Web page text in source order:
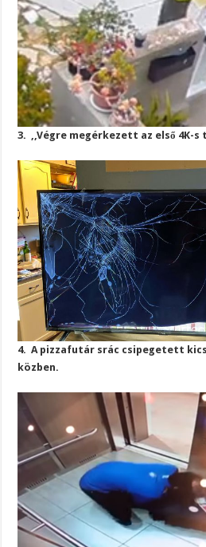
3. ,,Végre megérkezett az első 4K-s
4. A pizzafutár srác csipegetett
közben.